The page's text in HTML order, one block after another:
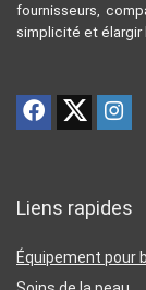
fournisseurs,
simplicité et élargir
Liens rapides
Équipement pour